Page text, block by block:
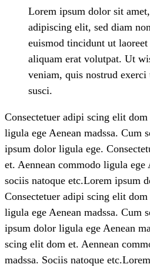
Lorem ipsum dolor sit
adipiscing elit, sed diam
euismod tincidunt ut
aliquam erat volutpat. Ut
veniam, quis nostrud
susci.
Consectetuer adipi scing elit
ligula ege Aenean madssa. Cum
ipsum dolor ligula ege.
et. Aennean commodo ligula ege
sociis natoque etc.Lorem ipsum
Consectetuer adipi scing elit
ligula ege Aenean madssa. Cum
ipsum dolor ligula ege Aenean
scing elit dom et. Aennean
madssa. Sociis natoque